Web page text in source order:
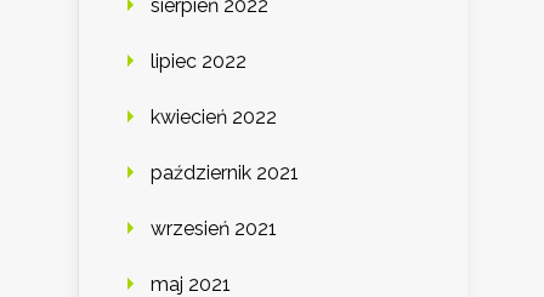
sierpień 2022
lipiec 2022
kwiecień 2022
październik 2021
wrzesień 2021
maj 2021